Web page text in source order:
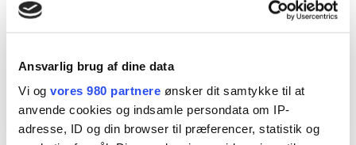
Ansvarlig brug af dine data
Vi og vores 980 partnere ønsker dit samtykke til at
anvende cookies og indsamle persondata om IP-
adresse, ID og din browser til præferencer, statistik og
xx
Linjefagsdækning